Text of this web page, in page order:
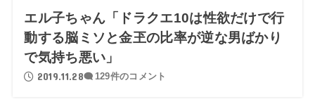
エル子ちゃん「ドラクエ10は性欲だけで行
動する脳ミソと金玊の比率が逆な男ばかり
で気持ち悪い」
2019.11.28 129件のコメント